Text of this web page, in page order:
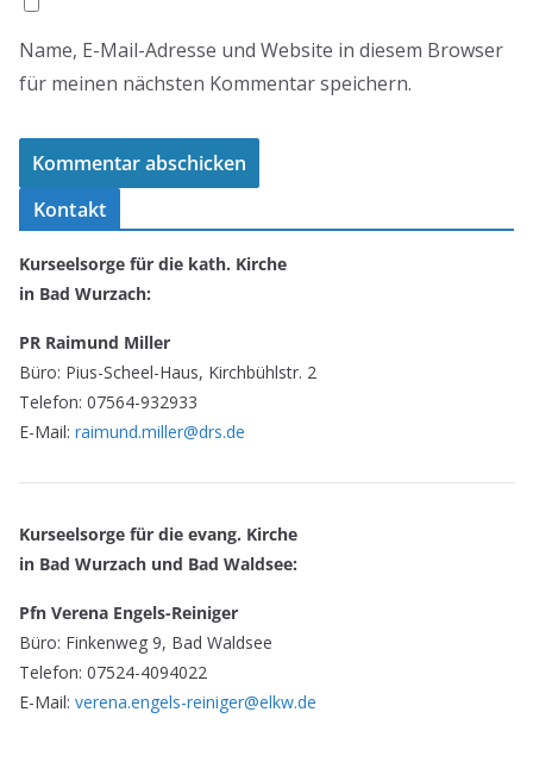
Name, E-Mail-Adresse und Website in diesem Browser
für meinen nächsten Kommentar speichern.
Kontakt
Kurseelsorge für die kath. Kirche
in Bad Wurzach:
PR Raimund Miller
Büro: Pius-Scheel-Haus, Kirchbühlstr. 2
Telefon: 07564-932933
E-Mail: raimund.miller@drs.de
Kurseelsorge für die evang. Kirche
in Bad Wurzach und Bad Waldsee:
Pfn Verena Engels-Reiniger
Büro: Finkenweg 9, Bad Waldsee
Telefon: 07524-4094022
E-Mail: verena.engels-reiniger@elkw.de